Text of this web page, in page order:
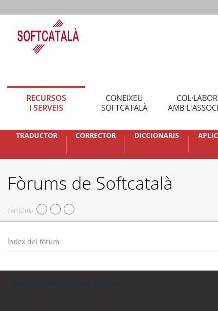
RECURSOS
I SERVEIS
CONEIXEU
SOFTCATALÀ
AMB
TRADUCTOR CORRECTOR DICCIONARIS
Fòrums de Softcatalà
Compartiu
Índex del fòrum